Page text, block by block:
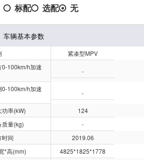
标配 选配 无
车辆基本参数
紧凑型MPV
0-100km/h加速
-
0-100km/h加速
-
功率(kW)
124
质量(kg)
-
时间
2019.06
*高(mm)
4825*1825*1778